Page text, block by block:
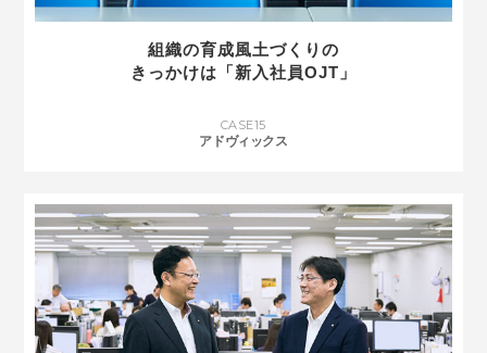
組織の育成風土づくりの
きっかけは「新入社員OJT」
CASE15
アドヴィックス